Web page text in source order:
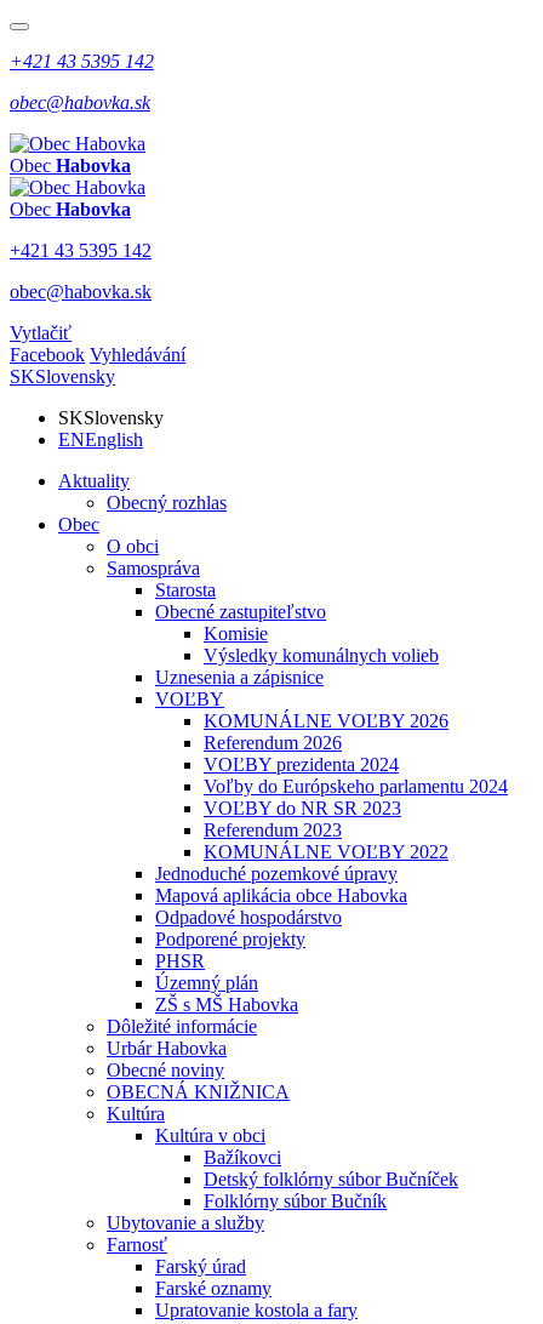
+421 43 5395 142
obec@habovka.sk
Obec Habovka
Obec Habovka
+421 43 5395 142
obec@habovka.sk
Vytlačiť
Facebook Vyhledávání
SKSlovensky
SKSlovensky
ENEnglish
Aktuality
Obecný rozhlas
Obec
O obci
Samospráva
Starosta
Obecné zastupiteľstvo
Komisie
Výsledky komunálnych volieb
Uznesenia a zápisnice
VOĽBY
KOMUNÁLNE VOĽBY 2026
Referendum 2026
VOĽBY prezidenta 2024
Voľby do Európskeho parlamentu 2024
VOĽBY do NR SR 2023
Referendum 2023
KOMUNÁLNE VOĽBY 2022
Jednoduché pozemkové úpravy
Mapová aplikácia obce Habovka
Odpadové hospodárstvo
Podporené projekty
PHSR
Územný plán
ZŠ s MŠ Habovka
Dôležité informácie
Urbár Habovka
Obecné noviny
OBECNÁ KNIŽNICA
Kultúra
Kultúra v obci
Bažíkovci
Detský folklórny súbor Bučníček
Folklórny súbor Bučník
Ubytovanie a služby
Farnosť
Farský úrad
Farské oznamy
Upratovanie kostola a fary